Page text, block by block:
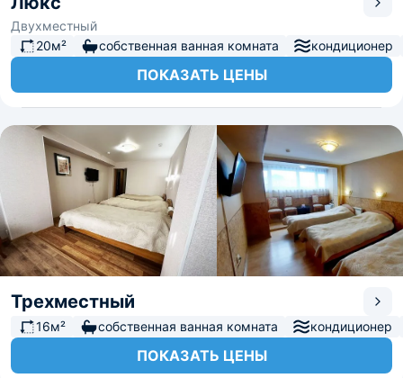
Двухместный
20м²
собственная ванная комната кондиционер
ПОКАЗАТЬ ЦЕНЫ
Трехместный
16м² собственная ванная комната кондиционер
ПОКАЗАТЬ ЦЕНЫ